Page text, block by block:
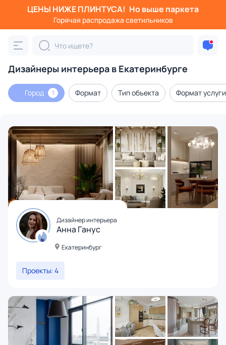
ЦЕНЫ НИЖЕ ПЛИНТУСА! Но выше паркета
Горячая распродажа светильников
Дизайнеры интерьера в Екатеринбурге
Город 1 Формат Тип объекта Формат услуги
Дизайнер интерьера
Анна Ганус
Екатеринбург
Проекты: 4